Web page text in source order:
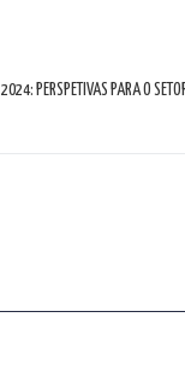
2024: PERSPETIVAS PARA O